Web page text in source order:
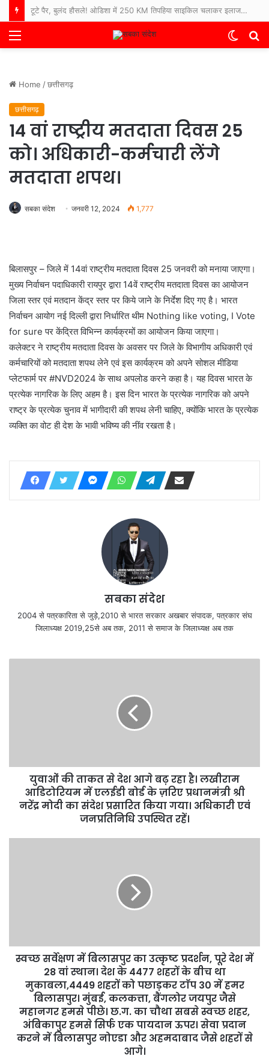
टूटे पैर, बुलंद हौसले! ओडिशा में 250 KM तिपहिया साइकिल चलाकर इलाज कराने अस्पताल पहुंचे 65 साल के बुजुर्ग
Menu
Switch
Home /छत्तीसगढ़
छत्तीसगढ़
14 वां राष्ट्रीय मतदाता दिवस 25
को। अधिकारी-कर्मचारी लेंगे
मतदाता शपथ।
सबका संदेश जनवरी 12, 2024 1,777
बिलासपुर – जिले में 14वां राष्ट्रीय मतदाता दिवस 25 जनवरी को मनाया जाएगा।
मुख्य निर्वाचन पदाधिकारी रायपुर द्वारा 14वें राष्ट्रीय मतदाता दिवस का आयोजन
जिला स्तर एवं मतदान केंद्र स्तर पर किये जाने के निर्देश दिए गए है। भारत
निर्वाचन आयोग नई दिल्ली द्वारा निर्धारित थीम Nothing like voting, I Vote
for sure पर केंद्रित विभिन्न कार्यक्रमों का आयोजन किया जाएगा।
कलेक्टर ने राष्ट्रीय मतदाता दिवस के अवसर पर जिले के विभागीय अधिकारी एवं
कर्मचारियों को मतदाता शपथ लेने एवं इस कार्यक्रम को अपने सोशल मीडिया
प्लेटफार्म पर #NVD2024 के साथ अपलोड करने कहा है। यह दिवस भारत के
प्रत्येक नागरिक के लिए अहम है। इस दिन भारत के प्रत्येक नागरिक को अपने
राष्ट्र के प्रत्येक चुनाव में भागीदारी की शपथ लेनी चाहिए, क्योंकि भारत के प्रत्येक
व्यक्ति का वोट ही देश के भावी भविष्य की नींव रखता है।
सबका संदेश
2004 से पत्रकारिता से जुड़े,2010 से भारत सरकार अखबार संपादक, पत्रकार संघ
जिलाध्यक्ष 2019,25से अब तक, 2011 से समाज के जिलाध्यक्ष अब तक
युवाओं की ताकत से देश आगे बढ़ रहा है। लखीराम
आडिटोरियम में एलईडी बोर्ड के ज़रिए प्रधानमंत्री श्री
नरेंद्र मोदी का संदेश प्रसारित किया गया। अधिकारी एवं
जनप्रतिनिधि उपस्थित रहें।
स्वच्छ सर्वेक्षण में बिलासपुर का उत्कृष्ट प्रदर्शन, पूरे देश में
28 वां स्थान। देश के 4477 शहरों के बीच था
मुकाबला,4449 शहरों को पछाड़कर टाॅप 30 में हमर
बिलासपुर। मुंबई, कलकत्ता, बैंगलोर जयपुर जैसे
महानगर हमसे पीछे। छ.ग. का चौथा सबसे स्वच्छ शहर,
अंबिकापुर हमसे सिर्फ एक पायदान ऊपर। सेवा प्रदान
करने में बिलासपुर नोएडा और अहमदाबाद जैसे शहरों से
आगे।